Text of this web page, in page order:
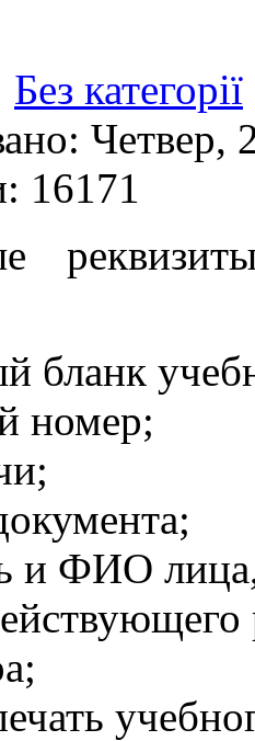
Без категорії
Четвер,
16171
бланк
номер;
и ФИО